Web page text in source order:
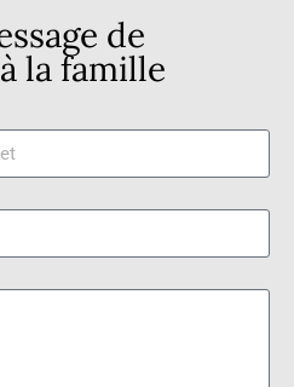
de
la famille